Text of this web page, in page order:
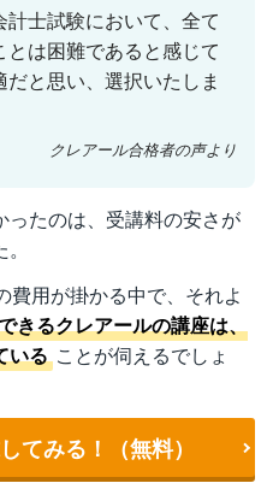
士試験において、全て
は困難であると感じて
と思い、選択いたしま
クレアール合格者の声より
ったのは、受講料の安さが
用が掛かる中で、それよ
きるクレアールの講座は、
いる ことが伺えるでしょ
てみる！（無料）